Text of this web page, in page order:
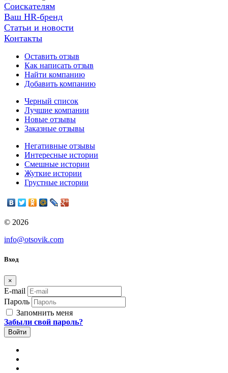
Соискателям
Ваш HR-бренд
Статьи и новости
Контакты
Оставить отзыв
Как написать отзыв
Найти компанию
Добавить компанию
Черный список
Лучшие компании
Новые отзывы
Заказные отзывы
Негативные отзывы
Интересные истории
Смешные истории
Жуткие истории
Грустные истории
© 2026
info@otsovik.com
Вход
×
E-mail
Пароль
Запомнить меня
Забыли свой пароль?